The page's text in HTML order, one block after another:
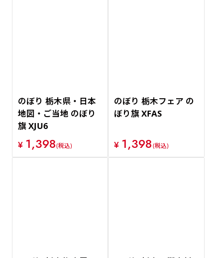
のぼり 栃木県・日本
地図・ご当地 のぼり
旗 XJU6
¥ 1,398(税込)
のぼり 栃木フェア の
ぼり旗 XFAS
¥ 1,398(税込)